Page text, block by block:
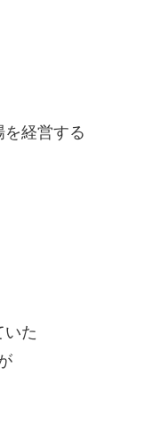
経営する
いた